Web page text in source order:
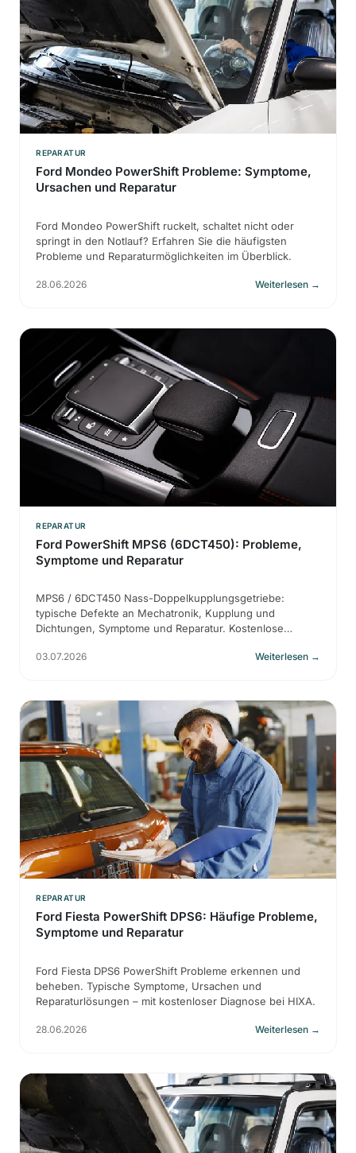
REPARATUR
Ford Mondeo PowerShift Probleme: Symptome,
Ursachen und Reparatur
Ford Mondeo PowerShift ruckelt, schaltet nicht oder
springt in den Notlauf? Erfahren Sie die häufigsten
Probleme und Reparaturmöglichkeiten im Überblick.
28.06.2026 Weiterlesen →
REPARATUR
Ford PowerShift MPS6 (6DCT450): Probleme,
Symptome und Reparatur
MPS6 / 6DCT450 Nass-Doppelkupplungsgetriebe:
typische Defekte an Mechatronik, Kupplung und
Dichtungen, Symptome und Reparatur. Kostenlose
03.07.2026 Weiterlesen →
REPARATUR
Ford Fiesta PowerShift DPS6: Häufige Probleme,
Symptome und Reparatur
Ford Fiesta DPS6 PowerShift Probleme erkennen und
beheben. Typische Symptome, Ursachen und
Reparaturlösungen – mit kostenloser Diagnose bei HIXA.
28.06.2026 Weiterlesen →